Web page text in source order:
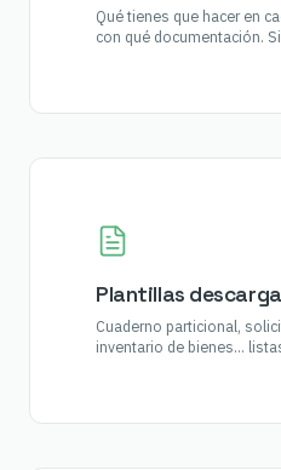
Qué tienes que hacer en
con qué documentación.
Plantillas
Cuaderno particional,
inventario de bienes…